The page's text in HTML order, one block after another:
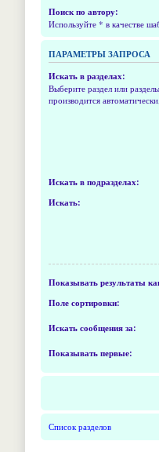
Поиск по автору:
Используйте * в качестве
ПАРАМЕТРЫ ЗАПРОСА
Искать в разделах:
Выберите раздел или
производится
Искать в подразделах:
Искать:
Показывать результаты
Поле сортировки:
Искать сообщения за:
Показывать первые:
Список разделов